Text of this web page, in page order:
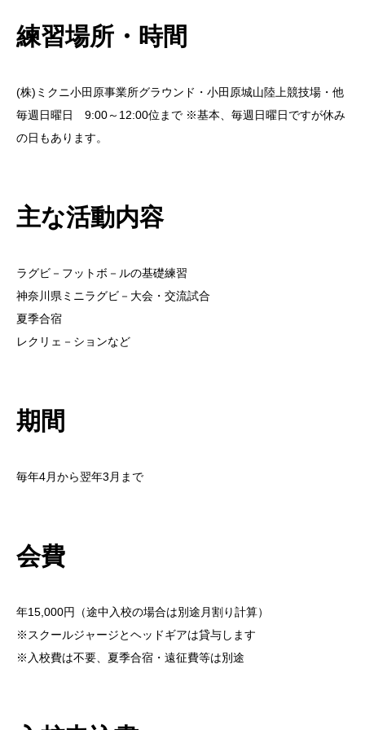
練習場所・時間
(株)ミクニ小田原事業所グラウンド・小田原城山陸上競技場・他
毎週日曜日 9:00～12:00位まで ※基本、毎週日曜日ですが休み
の日もあります。
主な活動内容
ラグビ－フットボ－ルの基礎練習
神奈川県ミニラグビ－大会・交流試合
夏季合宿
レクリェ－ションなど
期間
毎年4月から翌年3月まで
会費
年15,000円（途中入校の場合は別途月割り計算）
※スクールジャージとヘッドギアは貸与します
※入校費は不要、夏季合宿・遠征費等は別途